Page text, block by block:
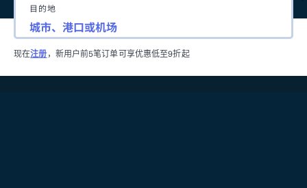
目的地
现在注册 ，新用户前5笔订单可享优惠低至9折起